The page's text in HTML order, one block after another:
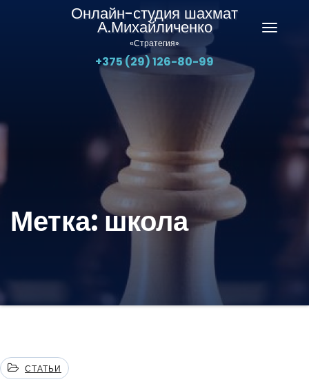
Онлайн-студия шахмат
А.Михайличенко
«Стратегия»
+375 (29) 126-80-99
Метка:школа
СТАТЬИ